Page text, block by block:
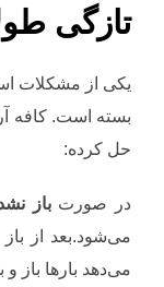
تازگی
یکی از مشکلات
بسته است. کافه
حل کرده:
در صورتباز
می‌شود.بعد از
می‌دهد بارها باز